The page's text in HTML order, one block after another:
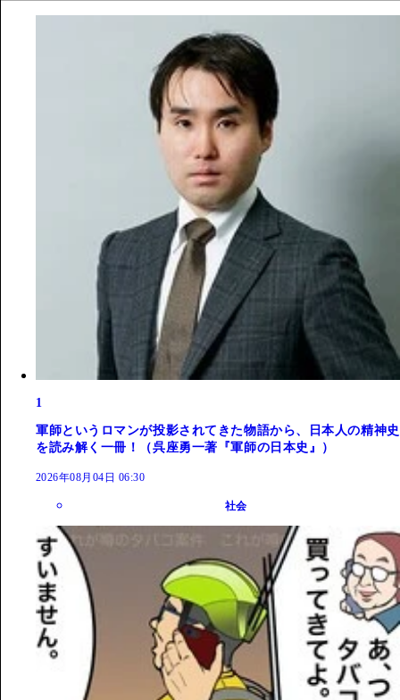
1
軍師というロマンが投影されてきた物語から、日本人の精神史
を読み解く一冊！（呉座勇一著『軍師の日本史』）
2026年08月04日 06:30
社会